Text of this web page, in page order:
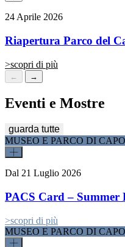
24 Aprile 2026
Riapertura Parco del
>scopri di più
← →
Eventi e Mostre
guarda tutte
MUSEO E PARCO DI
Dal 21 Luglio 2026
PACS Card – Summer
>scopri di più
MUSEO E PARCO DI